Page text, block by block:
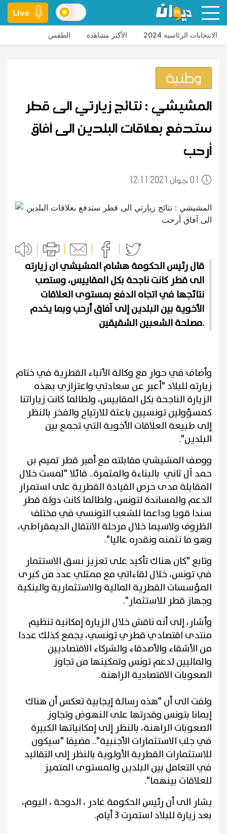
Live
الانتخابات الرئاسية 2024 الأكثر مشاهدة الطقس
وطنية
المشيشي : نتائج زيارتي الى قطر
ستدفع بعلاقات البلدين الى آفاق
أرحب
0112:11 2021 جوان
قال رئيس الحكومة هشام المشيشي ان زيارته
الى قطر كانت ناجحة بكل المقاييس، وستصب
نتائجها في اتجاه الدفع بمستوى العلاقات
الأخوية بين البلدين إلى آفاق أرحب وبما يخدم
مصلحة الشعبين الشقيقين.
وأضاف في حوار مع وكالة الأنباء القطرية في ختام
زيارته للبلاد "أعبر عن سعادتي واعتزازي بهذه
الزيارة الناجحة بكل المقاييس، ولطالما كانت زياراتنا
كمسؤولين تونسيين باعثة للارتياح والفخر بالنظر
إلى طبيعة العلاقات الأخوية التي تجمع بين
البلدين".
ووصف المشيشي مقابلته مع أمير قطر تميم بن
حمد آل ثاني بالبناءة والمثمرة.. قائلا "لمست خلال
المقابلة مدى حرص القيادة القطرية على استمرار
الدعم والمساندة لتونس، ولطالما كانت دولة قطر
سندا قويا وداعما للشعب التونسي في مختلف
الظروف ولاسيما خلال مرحلة الانتقال الديمقراطي،
وهو ما نثمنه ونقدره عاليا".
وتابع "كان هناك تأكيد على تعزيز نسق الاستثمار
في تونس، خلال لقاءاتي مع ممثلي عدد من كبرى
المؤسسات القطرية المالية والاستثمارية والبنكية
وجهاز قطر للاستثمار".
وأشار، إلى أنه ناقش خلال الزيارة إمكانية تنظيم
منتدى اقتصادي قطري تونسي، يجمع كذلك عددا
من الأشقاء والأصدقاء والشركاء الاقتصاديين
والماليين لدعم تونس وتمكينها من تجاوز
الصعوبات الاقتصادية الراهنة.
ولفت الى أن "هذه رسالة إيجابية تعكس أن هناك
إيمانا بتونس وقدرتها على النهوض وتجاوز
الصعوبات الراهنة، بالنظر إلى إمكانياتها الكبيرة
في جلب الاستثمارات الأجنبية".. مضيفا "سيكون
للاستثمارات القطرية الأولوية بالنظر إلى التقاليد
في التعامل بين البلدين والمستوى المتميز
للعلاقات بينهما".
يشار الى أن رئيس الحكومة غادر ، الدوحة ، اليوم،
بعد زيارة للبلاد استمرت 3 أيام.